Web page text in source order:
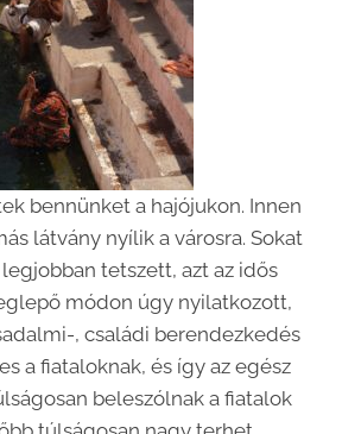
bennünket a hajójukon. Innen
látvány nyílik a városra. Sokat
tetszett, azt az idős
módon úgy nyilatkozott,
, családi berendezkedés
a fiataloknak, és így az egész
beleszólnak a fiatalok